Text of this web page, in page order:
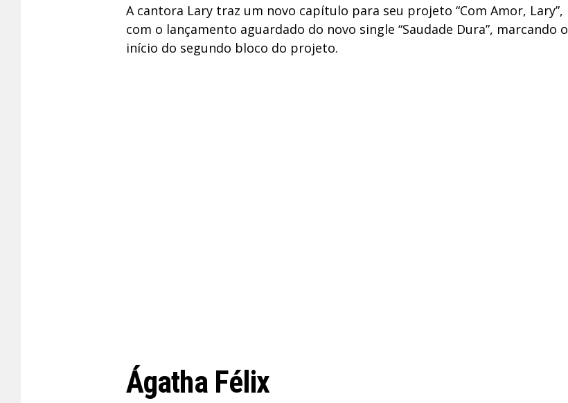
A cantora Lary traz um novo capítulo para seu projeto “Com Amor, Lary”,
com o lançamento aguardado do novo single “Saudade Dura”, marcando o
início do segundo bloco do projeto.
Ágatha Félix